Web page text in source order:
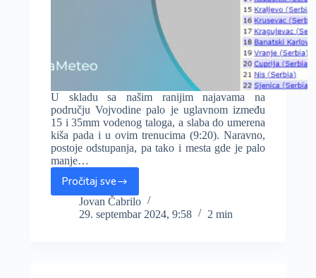
U skladu sa našim ranijim najavama na
području Vojvodine palo je uglavnom između
15 i 35mm vodenog taloga, a slaba do umerena
kiša pada i u ovim trenucima (9:20). Naravno,
postoje odstupanja, pa tako i mesta gde je palo
manje…
Pročitaj sve
Palo
uglavnom
između
Jovan Čabrilo
29. septembar 2024, 9:58
2 min